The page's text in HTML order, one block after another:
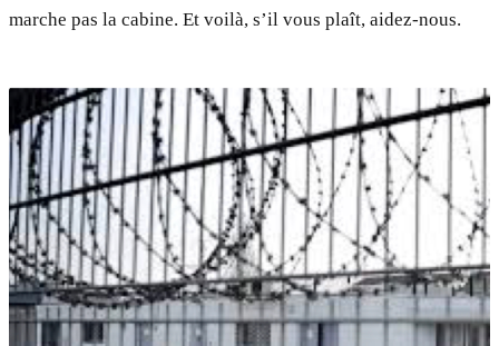
marche pas la cabine. Et voilà, s’il vous plaît, aidez-nous.